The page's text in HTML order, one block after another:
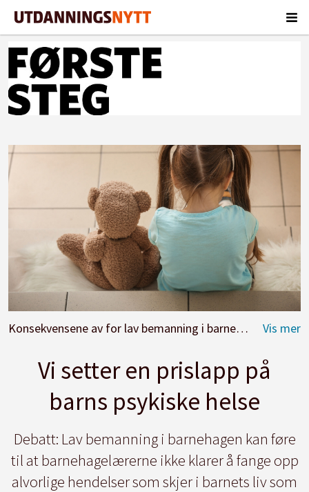
Konsekvensene av for lav bemanning i barnehagen kan i ytterste konsekvensen føre til at vi ikke fanger opp alvorlige hendelser som skjer i barnets liv, mener barnehagelærerstudenter ved Universitetet i Sørøst-Norge
Vi setter en prislapp på
barns psykiske helse
Debatt: Lav bemanning i barnehagen kan føre
til at barnehagelærerne ikke klarer å fange opp
alvorlige hendelser som skjer i barnets liv som